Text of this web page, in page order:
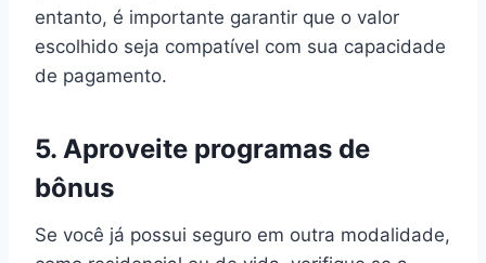
entanto, é importante garantir que o valor
escolhido seja compatível com sua capacidade
de pagamento.
5. Aproveite programas de
bônus
Se você já possui seguro em outra modalidade,